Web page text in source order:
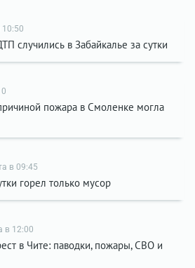
10:50
случились в Забайкалье за сутки
пожара в Смоленке могла
в 09:45
горел только мусор
в 12:00
в Чите: паводки, пожары, СВО и